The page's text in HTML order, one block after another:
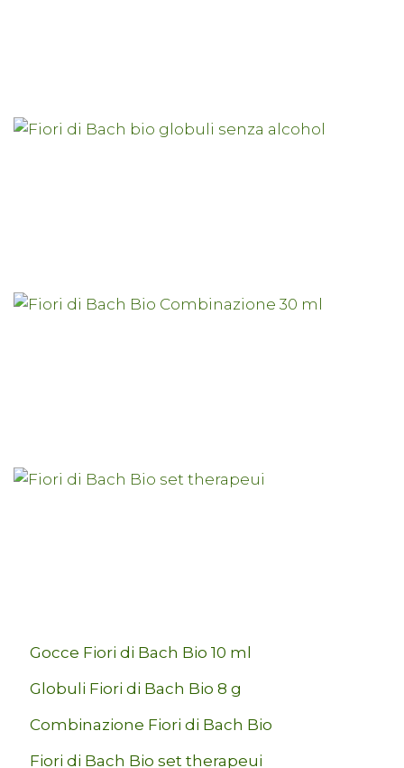
Gocce Fiori di Bach Bio 10 ml
Globuli Fiori di Bach Bio 8 g
Combinazione Fiori di Bach Bio
Fiori di Bach Bio set therapeui